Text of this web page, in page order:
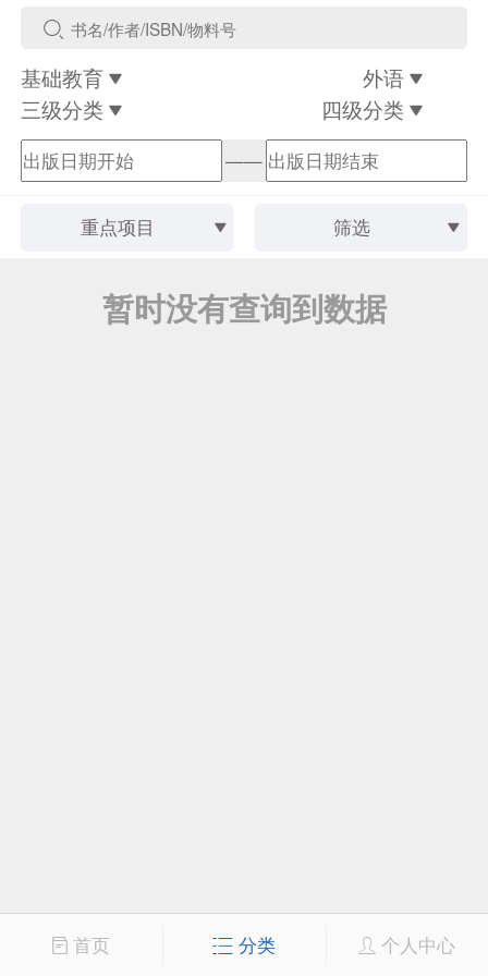
基础教育
外语
三级分类
四级分类
——
重点项目 筛选
暂时没有查询到数据
首页 分类 个人中心